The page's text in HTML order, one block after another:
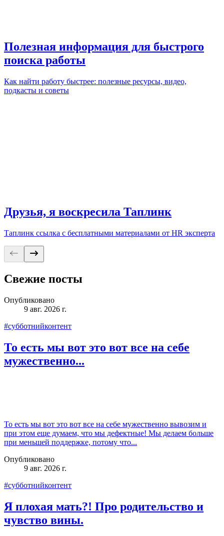
Полезная информация для быстрого
поиска работы
Как найти работу быстрее: полезные ресурсы, видео,
подкасты и советы
Друзья, я воскресила Таплинк
Таплинк ссылка с бесплатными материалами от HR эксперта
Свежие посты
Опубликовано
9 авг. 2026 г.
#субботнийконтент
То есть мы вот это вот все на себе
мужественно...
То есть мы вот это вот все на себе мужественно вывозим и
при этом еще думаем, что мы дефектные! Мы делаем больше
при меньшей поддержке, потому что...
Опубликовано
9 авг. 2026 г.
#субботнийконтент
Я плохая мать?! Про родительство и
чувство вины.